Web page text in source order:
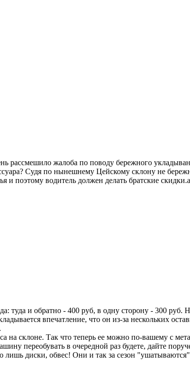
рассмешило жалоба по поводу бережного
Судя по нынешнему Цейскому склону не
и поэтому водитель должен делать братские
и обратно - 400 руб, в одну сторону - 300 руб.
впечатление, что он из-за нескольких
на склоне. Так что теперь ее можно по-вашему с
переобувать в очередной раз будете, дайте
диски, обвес! Они и так за сезон